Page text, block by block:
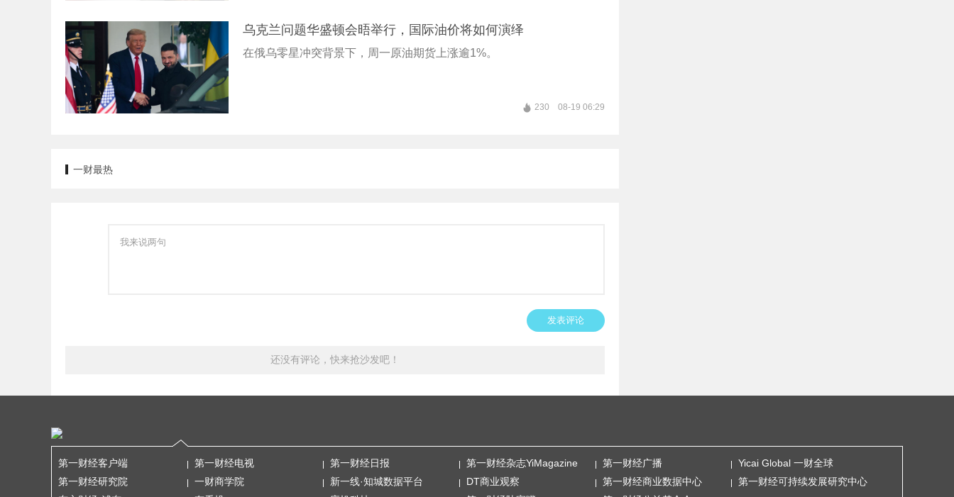
乌克兰问题华盛顿会晤举行，国际油价将如何演绎
在俄乌零星冲突背景下，周一原油期货上涨逾1%。
230 08-19 06:29
一财最热
发表评论
还没有评论，快来抢沙发吧！
第一财经客户端 第一财经电视 第一财经日报 第一财经杂志YiMagazine 第一财经广播
Yicai Global 一财全球
第一财经研究院
一财商学院 新一线·知城数据平台 DT商业观察 第一财经商业数据中心
第一财经可持续发展研究中心